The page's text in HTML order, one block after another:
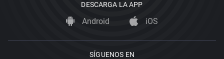
DESCARGA LA APP
Android iOS
SÍGUENOS EN